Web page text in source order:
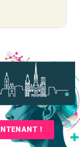
!